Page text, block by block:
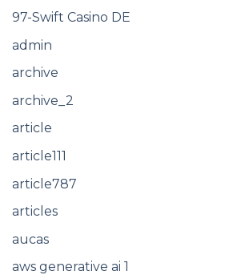
97-Swift Casino DE
admin
archive
archive_2
article
article111
article787
articles
aucas
aws generative ai 1